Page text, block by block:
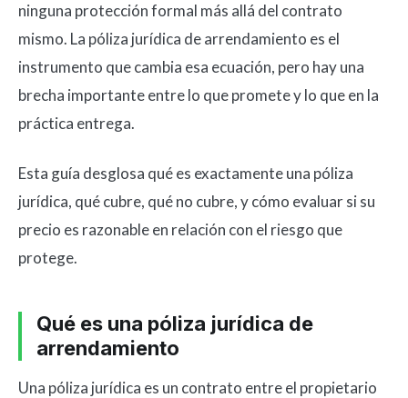
ninguna protección formal más allá del contrato
mismo. La póliza jurídica de arrendamiento es el
instrumento que cambia esa ecuación, pero hay una
brecha importante entre lo que promete y lo que en la
práctica entrega.
Esta guía desglosa qué es exactamente una póliza
jurídica, qué cubre, qué no cubre, y cómo evaluar si su
precio es razonable en relación con el riesgo que
protege.
Qué es una póliza jurídica de
arrendamiento
Una póliza jurídica es un contrato entre el propietario